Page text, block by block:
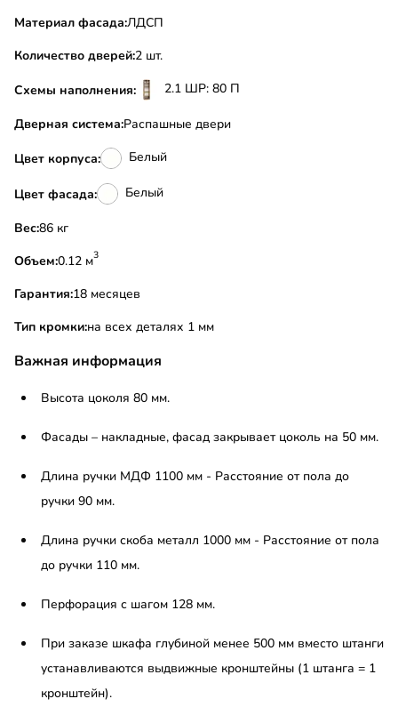
Материал фасада:ЛДСП
Количество дверей:2 шт.
Схемы наполнения: 2.1 ШР: 80 П
Дверная система:Распашные двери
Цвет корпуса: Белый
Цвет фасада: Белый
Вес:
86 кг
Объем:
0.12 м3
Гарантия:18 месяцев
Тип кромки:на всех деталях 1 мм
Важная информация
Высота цоколя 80 мм.
Фасады – накладные, фасад закрывает цоколь на 50 мм.
Длина ручки МДФ 1100 мм - Расстояние от пола до
ручки 90 мм.
Длина ручки скоба металл 1000 мм - Расстояние от пола
до ручки 110 мм.
Перфорация с шагом 128 мм.
При заказе шкафа глубиной менее 500 мм вместо штанги
устанавливаются выдвижные кронштейны (1 штанга = 1
кронштейн).